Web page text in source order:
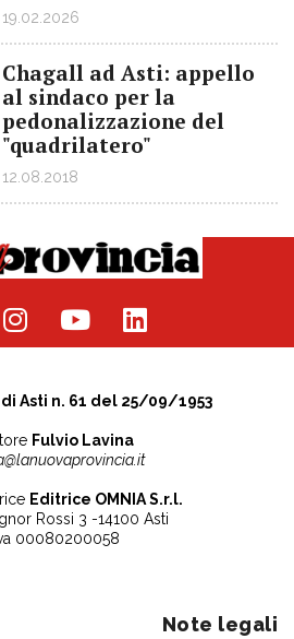
19.02.2026
Chagall ad Asti: appello
al sindaco per la
pedonalizzazione del
"quadrilatero"
12.08.2018
Asti n. 61 del 25/09/1953
Fulvio Lavina
Editrice OMNIA S.r.l.
Rossi 3 -14100 Asti
00080200058
Note legali